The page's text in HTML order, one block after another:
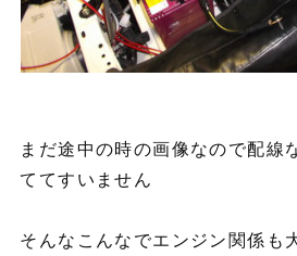
まだ途中の時の画像なので配線
ててすいません
そんなこんなでエンジン関係も